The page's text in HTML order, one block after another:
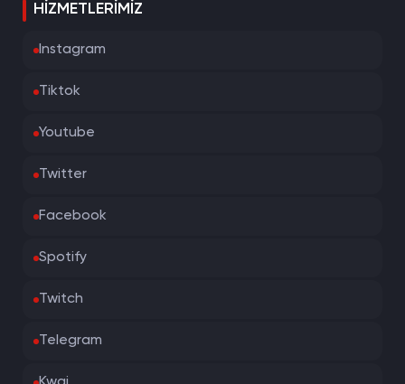
HIZMETLERIMIZ
Instagram
Tiktok
Youtube
Twitter
Facebook
Spotify
Twitch
Telegram